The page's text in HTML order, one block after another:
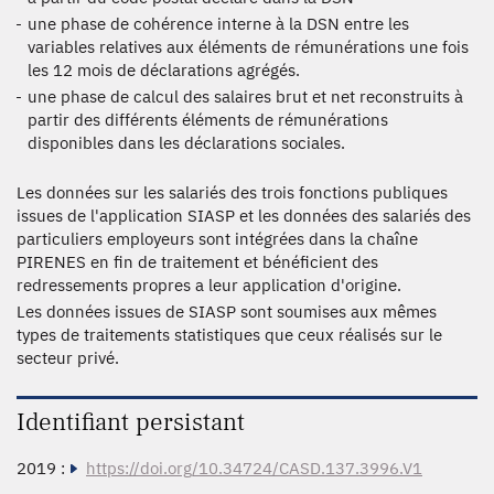
une phase de cohérence interne à la DSN entre les
variables relatives aux éléments de rémunérations une fois
les 12 mois de déclarations agrégés.
une phase de calcul des salaires brut et net reconstruits à
partir des différents éléments de rémunérations
disponibles dans les déclarations sociales.
Les données sur les salariés des trois fonctions publiques
issues de l'application SIASP et les données des salariés des
particuliers employeurs sont intégrées dans la chaîne
PIRENES en fin de traitement et bénéficient des
redressements propres a leur application d'origine.
Les données issues de SIASP sont soumises aux mêmes
types de traitements statistiques que ceux réalisés sur le
secteur privé.
Identifiant persistant
2019 : https://doi.org/10.34724/CASD.137.3996.V1